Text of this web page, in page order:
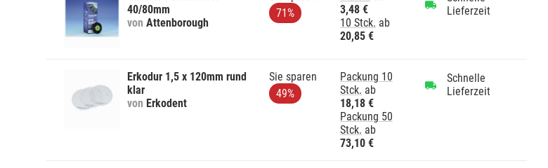
40/80mm
von Attenborough
71%
3,48 €
10 Stck. ab
20,85 €
Lieferzeit
Erkodur 1,5 x 120mm rund
klar
von Erkodent
Sie sparen
49%
Packung 10
Stck. ab
18,18 €
Packung 50
Stck. ab
73,10 €
Schnelle
Lieferzeit